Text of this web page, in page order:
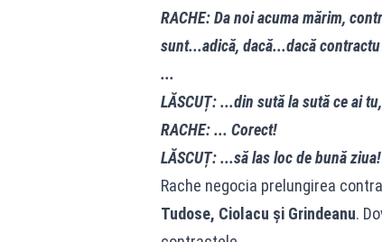
RACHE: Da noi acuma mărim,
sunt...adică, dacă...dacă
...
LĂSCUȚ: ...din sută la sută ce ai
RACHE: ... Corect!
LĂSCUȚ: ...să las loc de bună
Rache negocia prelungirea
Tudose, Ciolacu și Grindeanu.